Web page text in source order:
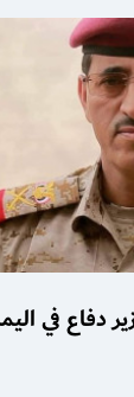
دفاع في